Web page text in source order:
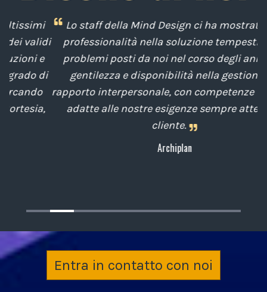
Lo staff della Mind Design ci ha mostrato la sua
professionalità nella soluzione tempestiva dei
problemi posti da noi nel corso degli anni, con
gentilezza e disponibilità nella gestione del
rapporto interpersonale, con competenze tecniche
adatte alle nostre esigenze sempre attenti al
Entra in contatto con noi